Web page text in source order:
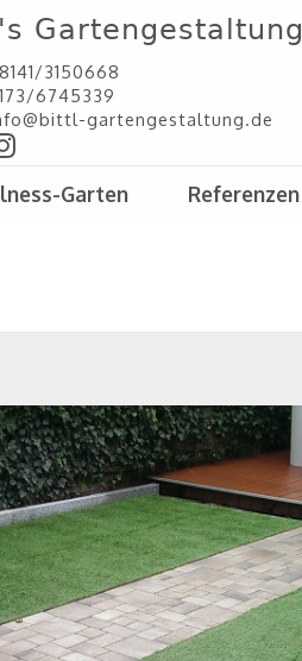
Gartengestaltung
3150668
6745339
gartengestaltung.de
Garten Referenzen